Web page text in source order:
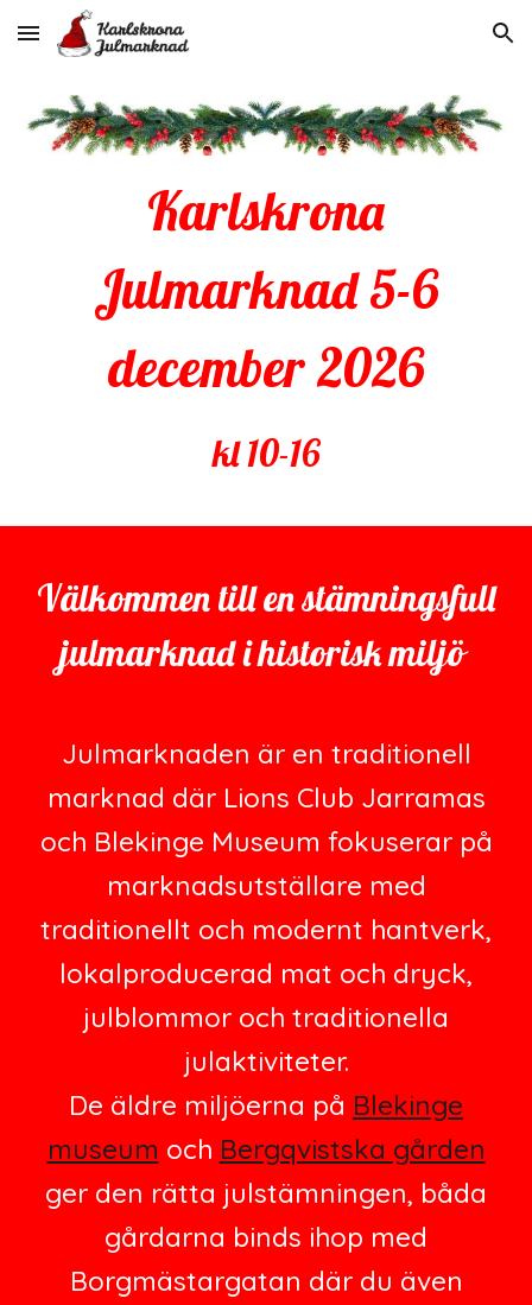
Skip to main content Skip to navigation
Karlskrona
Julmarknad 5-6
december 2026
kl 10-16
Välkommen till en stämningsfull
julmarknad i historisk miljö
Julmarknaden är en traditionell
marknad där Lions Club Jarramas
och Blekinge Museum fokuserar på
marknadsutställare med
traditionellt och modernt hantverk,
lokalproducerad mat och dryck,
julblommor och traditionella
julaktiviteter.
De äldre miljöerna på Blekinge
museum och Bergqvistska gården
ger den rätta julstämningen, båda
gårdarna binds ihop med
Borgmästargatan där du även